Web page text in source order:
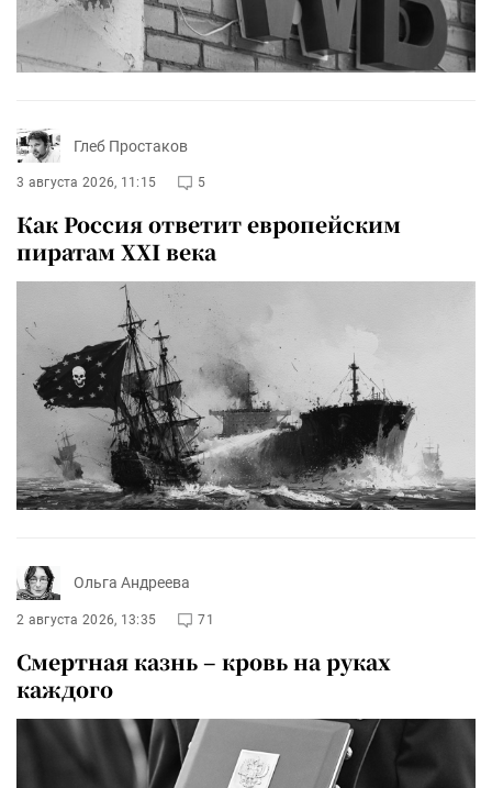
Глеб Простаков
3 августа 2026, 11:15 5
Как Россия ответит европейским
пиратам XXI века
Ольга Андреева
2 августа 2026, 13:35 71
Смертная казнь – кровь на руках
каждого